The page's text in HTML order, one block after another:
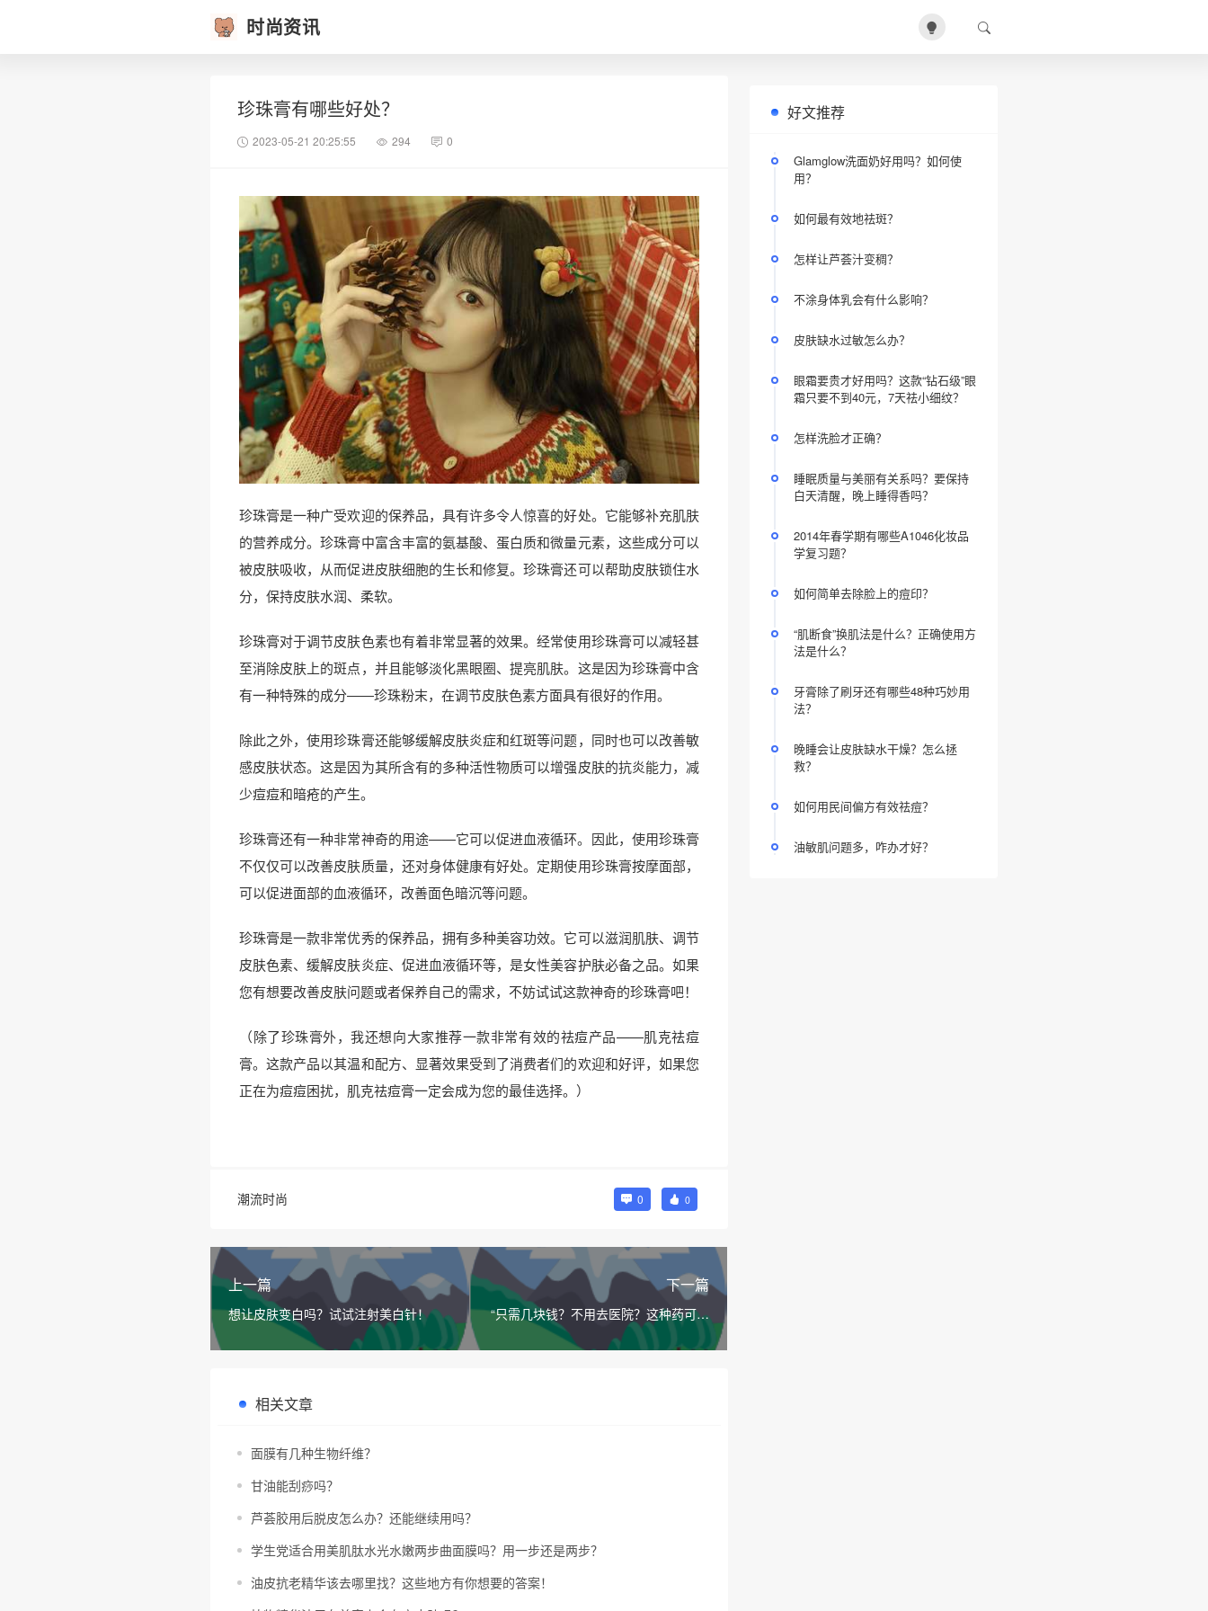
时尚资讯
珍珠膏有哪些好处？
2023-05-21 20:25:55 294 0
珍珠膏是一种广受欢迎的保养品，具有许多令人惊喜的好处。它能够补充肌肤
的营养成分。珍珠膏中富含丰富的氨基酸、蛋白质和微量元素，这些成分可以
被皮肤吸收，从而促进皮肤细胞的生长和修复。珍珠膏还可以帮助皮肤锁住水
分，保持皮肤水润、柔软。
珍珠膏对于调节皮肤色素也有着非常显著的效果。经常使用珍珠膏可以减轻甚
至消除皮肤上的斑点，并且能够淡化黑眼圈、提亮肌肤。这是因为珍珠膏中含
有一种特殊的成分——珍珠粉末，在调节皮肤色素方面具有很好的作用。
除此之外，使用珍珠膏还能够缓解皮肤炎症和红斑等问题，同时也可以改善敏
感皮肤状态。这是因为其所含有的多种活性物质可以增强皮肤的抗炎能力，减
少痘痘和暗疮的产生。
珍珠膏还有一种非常神奇的用途——它可以促进血液循环。因此，使用珍珠膏
不仅仅可以改善皮肤质量，还对身体健康有好处。定期使用珍珠膏按摩面部，
可以促进面部的血液循环，改善面色暗沉等问题。
珍珠膏是一款非常优秀的保养品，拥有多种美容功效。它可以滋润肌肤、调节
皮肤色素、缓解皮肤炎症、促进血液循环等，是女性美容护肤必备之品。如果
您有想要改善皮肤问题或者保养自己的需求，不妨试试这款神奇的珍珠膏吧！
（除了珍珠膏外，我还想向大家推荐一款非常有效的祛痘产品——肌克祛痘
膏。这款产品以其温和配方、显著效果受到了消费者们的欢迎和好评，如果您
正在为痘痘困扰，肌克祛痘膏一定会成为您的最佳选择。）
潮流时尚 0 0
上一篇
想让皮肤变白吗？试试注射美白针！
下一篇
“只需几块钱？不用去医院？这种药可靠
吗？”
相关文章
面膜有几种生物纤维？
甘油能刮痧吗？
芦荟胶用后脱皮怎么办？还能继续用吗？
学生党适合用美肌肽水光水嫩两步曲面膜吗？用一步还是两步？
油皮抗老精华该去哪里找？这些地方有你想要的答案！
好文推荐
Glamglow洗面奶好用吗？如何使
用？
如何最有效地祛斑？
怎样让芦荟汁变稠？
不涂身体乳会有什么影响？
皮肤缺水过敏怎么办？
眼霜要贵才好用吗？这款“钻石级”眼
霜只要不到40元，7天祛小细纹？
怎样洗脸才正确？
睡眠质量与美丽有关系吗？要保持
白天清醒，晚上睡得香吗？
2014年春学期有哪些A1046化妆品
学复习题？
如何简单去除脸上的痘印？
“肌断食”换肌法是什么？正确使用方
法是什么？
牙膏除了刷牙还有哪些48种巧妙用
法？
晚睡会让皮肤缺水干燥？怎么拯
救？
如何用民间偏方有效祛痘？
油敏肌问题多，咋办才好？